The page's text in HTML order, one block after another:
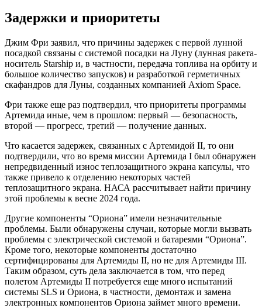
Задержки и приоритеты
Джим Фри заявил, что причины задержек с первой лунной
посадкой связаны с системой посадки на Луну (лунная ракета-
носитель Starship и, в частности, передача топлива на орбиту и
большое количество запусков) и разработкой герметичных
скафандров для Луны, созданных компанией Axiom Space.
Фри также еще раз подтвердил, что приоритеты программы
Артемида иные, чем в прошлом: первый — безопасность,
второй — прогресс, третий — получение данных.
Что касается задержек, связанных с Артемидой II, то они
подтвердили, что во время миссии Артемида I был обнаружен
непредвиденный износ теплозащитного экрана капсулы, что
также привело к отделению некоторых частей
теплозащитного экрана. НАСА рассчитывает найти причину
этой проблемы к весне 2024 года.
Другие компоненты “Ориона” имели незначительные
проблемы. Были обнаружены случаи, которые могли вызвать
проблемы с электрической системой и батареями “Ориона”.
Кроме того, некоторые компоненты достаточно
сертифицированы для Артемиды II, но не для Артемиды III.
Таким образом, суть дела заключается в том, что перед
полетом Артемиды II потребуется еще много испытаний
системы SLS и Ориона, в частности, демонтаж и замена
электронных компонентов Ориона займет много времени.